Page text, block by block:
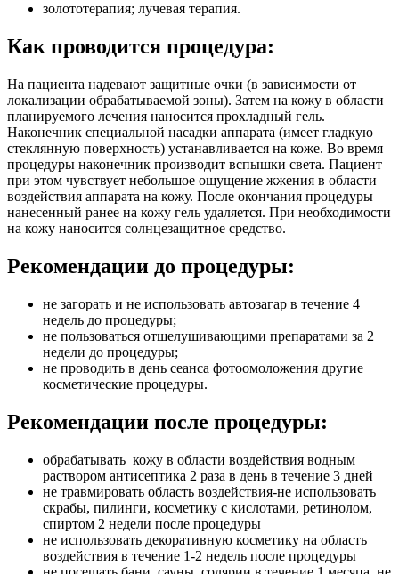
золототерапия; лучевая терапия.
Как проводится процедура:
На пациента надевают защитные очки (в зависимости от
локализации обрабатываемой зоны). Затем на кожу в области
планируемого лечения наносится прохладный гель.
Наконечник специальной насадки аппарата (имеет гладкую
стеклянную поверхность) устанавливается на коже. Во время
процедуры наконечник производит вспышки света. Пациент
при этом чувствует небольшое ощущение жжения в области
воздействия аппарата на кожу. После окончания процедуры
нанесенный ранее на кожу гель удаляется. При необходимости
на кожу наносится солнцезащитное средство.
Рекомендации до процедуры:
не загорать и не использовать автозагар в течение 4
недель до процедуры;
не пользоваться отшелушивающими препаратами за 2
недели до процедуры;
не проводить в день сеанса фотоомоложения другие
косметические процедуры.
Рекомендации после процедуры:
обрабатывать кожу в области воздействия водным
раствором антисептика 2 раза в день в течение 3 дней
не травмировать область воздействия-не использовать
скрабы, пилинги, косметику с кислотами, ретинолом,
спиртом 2 недели после процедуры
не использовать декоративную косметику на область
воздействия в течение 1-2 недель после процедуры